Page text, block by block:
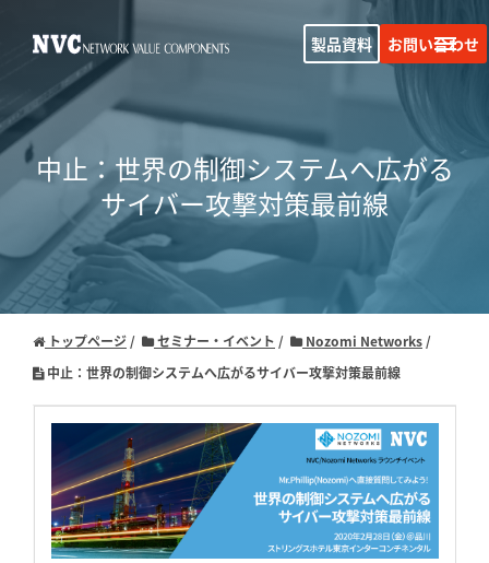
製品資料 お問い合わせ
中止：世界の制御システムへ広がる
サイバー攻撃対策最前線
トップページ セミナー・イベント
Nozomi Networks
中止：世界の制御システムへ広がるサイバー攻撃対策最前線